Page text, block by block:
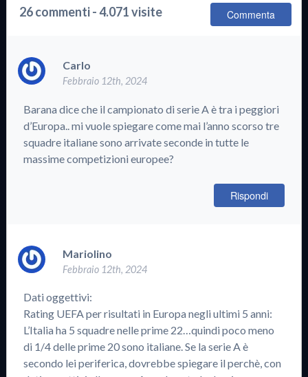
26 commenti - 4.071 visite Commenta
Carlo
Febbraio 12th, 2024
Barana dice che il campionato di serie A è tra i peggiori
d’Europa.. mi vuole spiegare come mai l’anno scorso tre
squadre italiane sono arrivate seconde in tutte le
massime competizioni europee?
Rispondi
Mariolino
Febbraio 12th, 2024
Dati oggettivi:
Rating UEFA per risultati in Europa negli ultimi 5 anni:
L’Italia ha 5 squadre nelle prime 22…quindi poco meno
di 1/4 delle prime 20 sono italiane. Se la serie A è
secondo lei periferica, dovrebbe spiegare il perchè, con